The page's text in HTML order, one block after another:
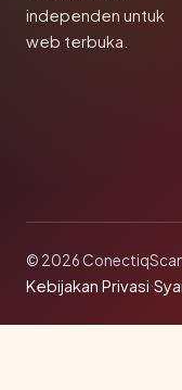
independen untuk
web terbuka.
© 2026
Kebijakan Privasi·